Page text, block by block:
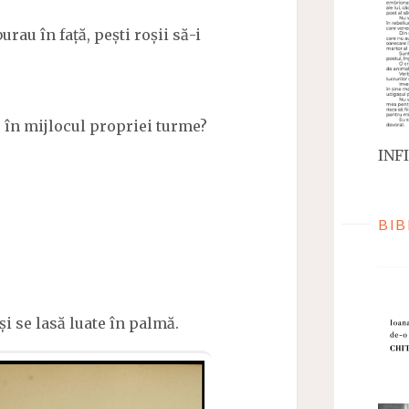
în față, pești roșii să-i
în mijlocul propriei turme?
se lasă luate în palmă.